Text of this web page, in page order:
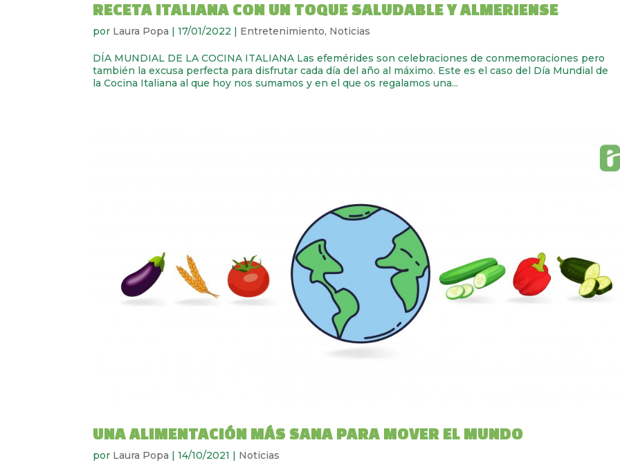
RECETA ITALIANA CON UN TOQUE SALUDABLE Y ALMERIENSE
por Laura Popa |17/01/2022 | Entretenimiento, Noticias
DÍA MUNDIAL DE LA COCINA ITALIANA Las efemérides son celebraciones de conmemoraciones pero
también la excusa perfecta para disfrutar cada día del año al máximo. Este es el caso del Día Mundial de
la Cocina Italiana al que hoy nos sumamos y en el que os regalamos una...
UNA ALIMENTACIÓN MÁS SANA PARA MOVER EL MUNDO
por Laura Popa |14/10/2021 | Noticias